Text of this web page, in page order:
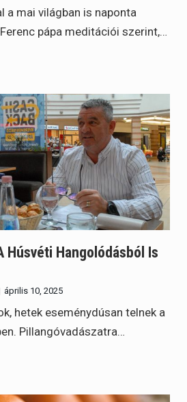
a mai világban is naponta
pápa meditációi szerint,…
Húsvéti Hangolódásból Is
április 10, 2025
hetek eseménydúsan telnek a
Pillangóvadászatra…